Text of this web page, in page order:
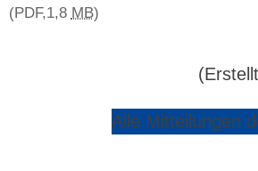
(PDF,1,8 MB)
Alle Mitteilungen